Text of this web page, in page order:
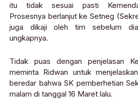
itu tidak sesuai pasti
Prosesnya berlanjut ke Setneg
juga dikaji oleh tim sebelum
ungkapnya.
Tidak puas dengan penjelasan
meminta Ridwan untuk
beredar bahwa SK pemberhetian
malam di tanggal 16 Maret lalu.